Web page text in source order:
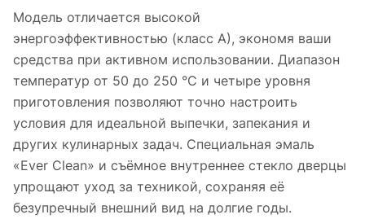
Модель отличается высокой
энергоэффективностью (класс А), экономя ваши
средства при активном использовании. Диапазон
температур от 50 до 250 °C и четыре уровня
приготовления позволяют точно настроить
условия для идеальной выпечки, запекания и
других кулинарных задач. Специальная эмаль
«Ever Clean» и съёмное внутреннее стекло дверцы
упрощают уход за техникой, сохраняя её
безупречный внешний вид на долгие годы.